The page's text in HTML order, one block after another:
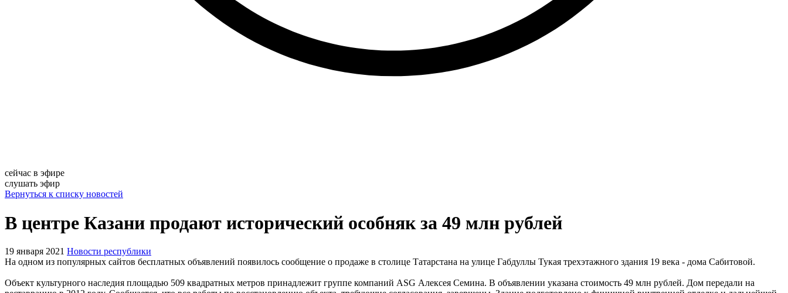
сейчас в эфире
слушать эфир
Вернуться к списку новостей
В центре Казани продают исторический особняк за 49 млн рублей
19 января 2021 Новости республики
На одном из популярных сайтов бесплатных объявлений появилось сообщение о продаже в столице Татарстана на улице Габдуллы Тукая трехэтажного здания 19 века - дома Сабитовой.
Объект культурного наследия площадью 509 квадратных метров принадлежит группе компаний ASG Алексея Семина. В объявлении указана стоимость 49 млн рублей. Дом передали на